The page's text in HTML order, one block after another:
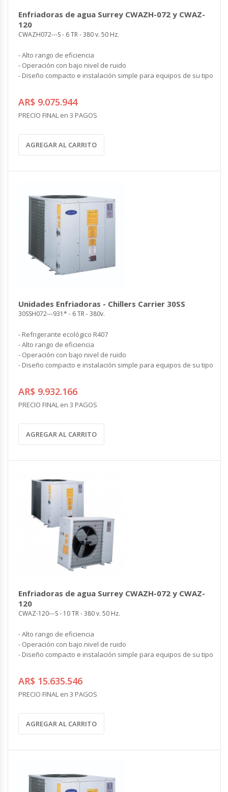
Controles y Accesorios
Filtros
CONTROLES Y ACCESORIOS
CALEFACCION ELECTRICA
Calderas Eléctricas
Calefones Eléctricos
Paneles Termoeléctricos
Toalleros Eléctricos
Bombas de Calor
ENERGÍA SOLAR
VENTILACION INDUSTRIAL
Ventiladores Helicoidales
Ventiladores Centrífugos
Ventiladores Especiales
Circuladores de Aire Industriales
Filtros
Rejas y Persianas
Enfriadoras de agua Surrey CWAZH-072 y CWAZ-
120
CWAZH072---S - 6 TR - 380 v. 50 Hz.
- Alto rango de eficiencia
- Operación con bajo nivel de ruido
- Diseño compacto e instalación simple para equipos de su tipo
AR$ 9.075.944
PRECIO FINAL en 3 PAGOS
AGREGAR AL CARRITO
Unidades Enfriadoras - Chillers Carrier 30SS
30SSH072---931* - 6 TR - 380v.
- Refrigerante ecológico R407
- Alto rango de eficiencia
- Operación con bajo nivel de ruido
- Diseño compacto e instalación simple para equipos de su tipo
AR$ 9.932.166
PRECIO FINAL en 3 PAGOS
AGREGAR AL CARRITO
Enfriadoras de agua Surrey CWAZH-072 y CWAZ-
120
CWAZ-120---S - 10 TR - 380 v. 50 Hz.
- Alto rango de eficiencia
- Operación con bajo nivel de ruido
- Diseño compacto e instalación simple para equipos de su tipo
AR$ 15.635.546
PRECIO FINAL en 3 PAGOS
AGREGAR AL CARRITO